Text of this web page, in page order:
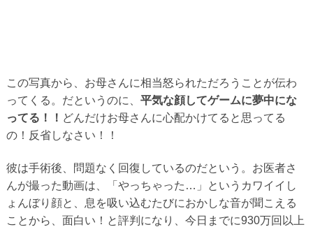
この写真から、お母さんに相当怒られただろうことが伝わ
ってくる。だというのに、 平気な顔してゲームに夢中にな
ってる！！ どんだけお母さんに心配かけてると思ってる
の！反省しなさい！！
彼は手術後、問題なく回復しているのだという。お医者さ
んが撮った動画は、「やっちゃった…」というカワイイし
ょんぼり顔と、息を吸い込むたびにおかしな音が聞こえる
ことから、面白い！と評判になり、今日までに930万回以上